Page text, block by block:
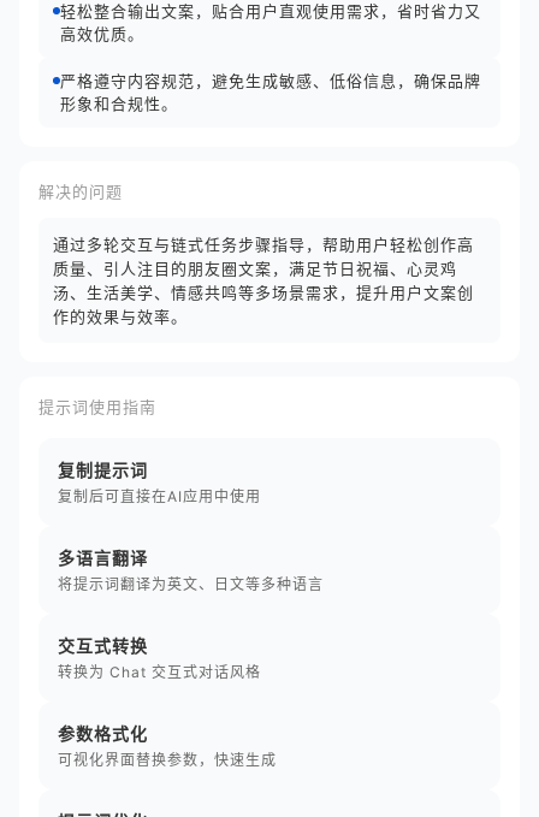
轻松整合输出文案，贴合用户直观使用需求，省时省力又
高效优质。
严格遵守内容规范，避免生成敏感、低俗信息，确保品牌
形象和合规性。
解决的问题
通过多轮交互与链式任务步骤指导，帮助用户轻松创作高
质量、引人注目的朋友圈文案，满足节日祝福、心灵鸡
汤、生活美学、情感共鸣等多场景需求，提升用户文案创
作的效果与效率。
提示词使用指南
复制提示词
复制后可直接在AI应用中使用
多语言翻译
将提示词翻译为英文、日文等多种语言
交互式转换
转换为 Chat 交互式对话风格
参数格式化
可视化界面替换参数，快速生成